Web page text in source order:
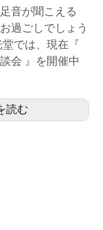
音が聞こえる
過ごしでしょう
では、現在『
会 』を開催中
読む